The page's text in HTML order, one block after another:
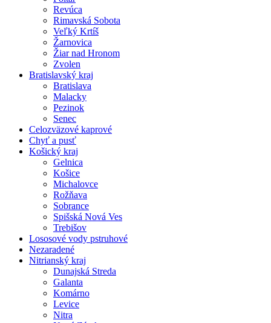
Revúca
Rimavská Sobota
Veľký Krtíš
Žarnovica
Žiar nad Hronom
Zvolen
Bratislavský kraj
Bratislava
Malacky
Pezinok
Senec
Celozväzové kaprové
Chyť a pusť
Košický kraj
Gelnica
Košice
Michalovce
Rožňava
Sobrance
Spišská Nová Ves
Trebišov
Lososové vody pstruhové
Nezaradené
Nitrianský kraj
Dunajská Streda
Galanta
Komárno
Levice
Nitra